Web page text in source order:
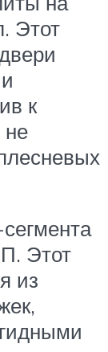
Этот
к
не
Этот
из